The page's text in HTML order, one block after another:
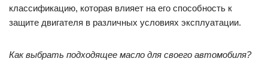
классификацию, которая влияет на его способность к
защите двигателя в различных условиях эксплуатации.
Как выбрать подходящее масло для своего автомобиля?